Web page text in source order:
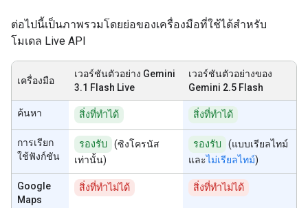
ต่อไปนี้เป็นภาพรวมโดยย่อของเครื่องมือที่ใช้ได้สำหรับ
โมเดล Live API
เครื่องมือ
เวอร์ชันตัวอย่าง Gemini
3.1 Flash Live
เวอร์ชันตัวอย่างของ
Gemini 2.5 Flash
ค้นหา สิ่งที่ทำได้ สิ่งที่ทำได้
การเรียก
ใช้ฟังก์ชัน
รองรับ
(ซิงโครนัส
เท่านั้น)
รองรับ
(แบบเรียลไทม์
และไม่เรียลไทม์)
Google
Maps
สิ่งที่ทำไม่ได้ สิ่งที่ทำไม่ได้